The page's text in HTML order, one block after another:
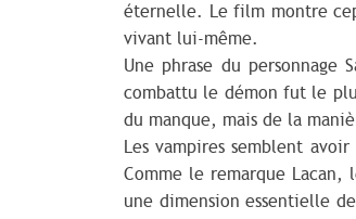
éternelle. Le film montre
vivant lui-même.
Une phrase du
combattu le démon fut le
du manque, mais de la
Les vampires semblent
Comme le remarque
une dimension essentielle